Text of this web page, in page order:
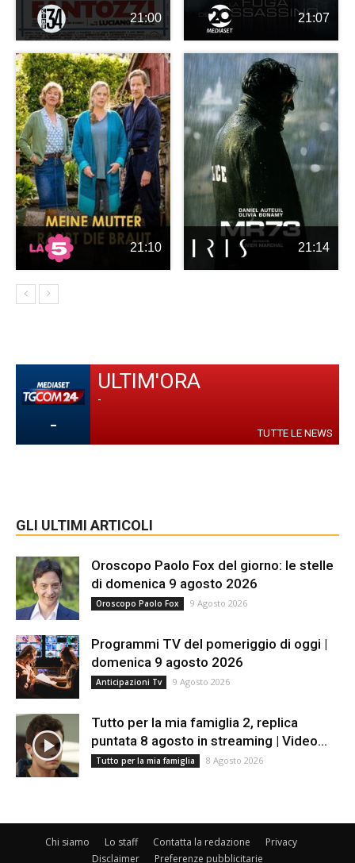
21:00 21:07
21:10 21:14
-
ULTIM'ORA
-
TUTTE LE NEWS
GLI ULTIMI ARTICOLI
Oroscopo Paolo Fox del giorno: le stelle
di domenica 9 agosto 2026
Oroscopo Paolo Fox 9 Agosto 2026
Programmi TV del pomeriggio di oggi |
domenica 9 agosto 2026
Anticipazioni Tv 9 Agosto 2026
Tutto per la mia famiglia 2, replica
puntata 8 agosto in streaming | Video...
Tutto per la mia famiglia 8 Agosto 2026
Chi siamo Lo staff Contatta la redazione
Privacy
Disclaimer
Preferenze pubblicitarie